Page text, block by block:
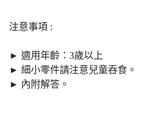
注意
► 適用年齡：3歲以上
► 細小零件請注意兒童吞食。
► 內附解答。